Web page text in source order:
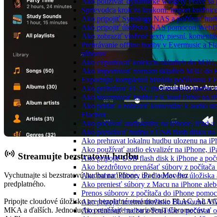
Sprievodca krok za krokom: Import
Ako pripojiť Synology NAS a počúvať
Ako pripojiť úložisko NAS pomocou
Ako zobraziť vložené texty piesní,
Prehrávanie offline hudby v Evermusic a
súborov
Ako exportovať kolekciu skladieb do
Ako importovať zoznam skladieb M3U do
Exportujte kompletnú históriu počúvania z
Ako prehrávať FLAC (bezstratovú) hudbu
Ako streamovať hudbu z iCloud Drive na
Ako pridať a zobraziť komentáre k audio
Flacbox
Ako počúvať audioknihy na iPhone, iPad a
Ako prehrávať hudbu z USB flash disku
Ako prehravat lokalnu hudbu ulozenu na
Ako používať audio ekvalizér na iPhone,
Ako pripojiť USB flash disk k iPhone a
Ako bezdrôtovo prenášať súbory z
Ako nahrať súbory do cloudového
Ako preniesť súbory z Macu na iPhone
Prenos súborov z počítača do iPhone
Ako pripojiť interné úložisko Bluesound
Ako stiahnuť hudbu z YouTube a počúvať
Streamujte bezstratovú hudbu
Vychutnajte si bezstratovú hudbu na iPhone, iPad a Mac bez
predplatného.
Pripojte cloudové úložisko pre bezplatné streamovanie FLAC,
MKA a ďalších. Jednoducho prenášajte na zariadenia Chromecast a